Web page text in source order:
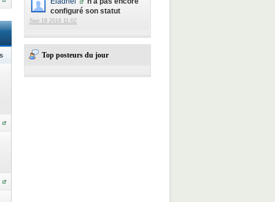
configuré son statut
Sep 18 2016 11:02
Top posteurs du jour